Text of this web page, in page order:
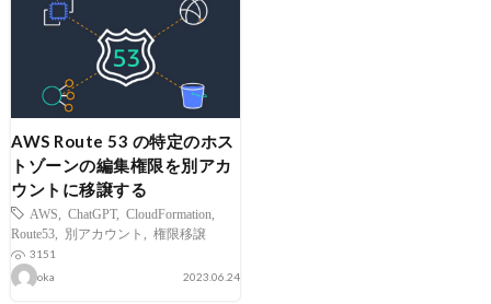
AWS Route 53 の特定のホス
トゾーンの編集権限を別アカ
ウントに移譲する
AWS ChatGPT, CloudFormation
Route53
別アカウント
権限移譲
3151
oka
2023.06.24